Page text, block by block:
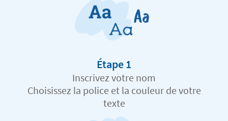
Étape 1
Inscrivez votre nom
Choisissez la police et la couleur de votre
texte